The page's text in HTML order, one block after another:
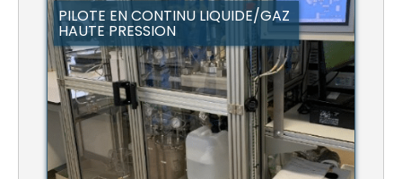
PILOTE EN CONTINU LIQUIDE/GAZ
HAUTE PRESSION